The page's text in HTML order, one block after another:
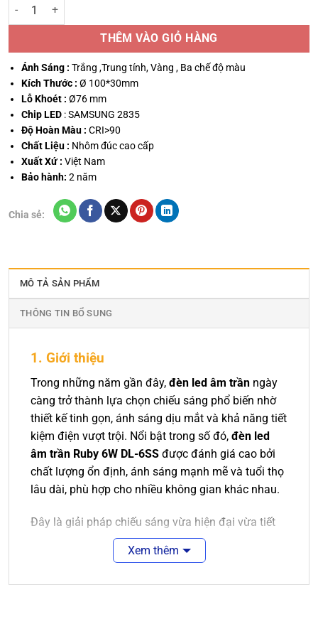
Đèn led âm trần Ruby 6W DL-6SS số lượng
THÊM VÀO GIỎ HÀNG
Ánh Sáng : Trắng ,Trung tính, Vàng , Ba chế độ màu
Kích Thước : Ø 100*30mm
Lỗ Khoét : Ø76 mm
Chip LED : SAMSUNG 2835
Độ Hoàn Màu : CRI>90
Chất Liệu : Nhôm đúc cao cấp
Xuất Xứ : Việt Nam
Bảo hành:2 năm
Chia sẻ:
MÔ TẢ SẢN PHẨM
THÔNG TIN BỔ SUNG
1. Giới thiệu
Trong những năm gần đây, đèn led âm trần ngày
càng trở thành lựa chọn chiếu sáng phổ biến nhờ
thiết kế tinh gọn, ánh sáng dịu mắt và khả năng tiết
kiệm điện vượt trội. Nổi bật trong số đó, đèn led
âm trần Ruby 6W DL-6SS được đánh giá cao bởi
chất lượng ổn định, ánh sáng mạnh mẽ và tuổi thọ
lâu dài, phù hợp cho nhiều không gian khác nhau.
Đây là giải pháp chiếu sáng vừa hiện đại vừa tiết
kiệm, đáp ứng nhu cầu sử dụng trong nhà ở, văn
phòng, cửa hàng và nhiều công trình khác.
2. Ưu điểm nổi bật
Xem thêm